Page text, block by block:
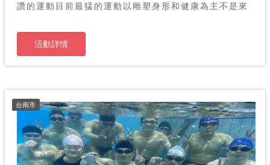
讚的運動目前最猛的運動以雕塑身形和健康為主不是來
活動詳情
台南市